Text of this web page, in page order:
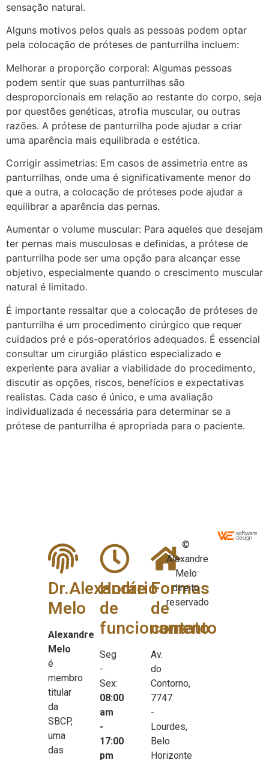
sensação natural.
Alguns motivos pelos quais as pessoas podem optar
pela colocação de próteses de panturrilha incluem:
Melhorar a proporção corporal: Algumas pessoas
podem sentir que suas panturrilhas são
desproporcionais em relação ao restante do corpo, seja
por questões genéticas, atrofia muscular, ou outras
razões. A prótese de panturrilha pode ajudar a criar
uma aparência mais equilibrada e estética.
Corrigir assimetrias: Em casos de assimetria entre as
panturrilhas, onde uma é significativamente menor do
que a outra, a colocação de próteses pode ajudar a
equilibrar a aparência das pernas.
Aumentar o volume muscular: Para aqueles que desejam
ter pernas mais musculosas e definidas, a prótese de
panturrilha pode ser uma opção para alcançar esse
objetivo, especialmente quando o crescimento muscular
natural é limitado.
É importante ressaltar que a colocação de próteses de
panturrilha é um procedimento cirúrgico que requer
cuidados pré e pós-operatórios adequados. É essencial
consultar um cirurgião plástico especializado e
experiente para avaliar a viabilidade do procedimento,
discutir as opções, riscos, benefícios e expectativas
realistas. Cada caso é único, e uma avaliação
individualizada é necessária para determinar se a
prótese de panturrilha é apropriada para o paciente.
Dr.Alexandre
Melo
Alexandre
Melo
é
membro
titular
da
SBCP,
uma
das
Horário
de
funcionamento
Seg
-
Sex:
08:00
am
-
17:00
pm
Formas
de
contato
Av.
do
Contorno,
7747
-
Lourdes,
Belo
Horizonte
©
Alexandre
Melo
direito
reservado